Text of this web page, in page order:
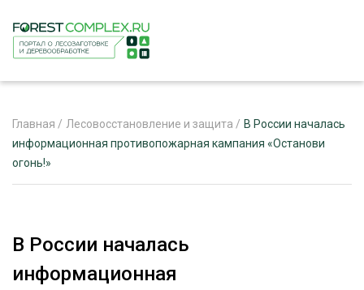
ЖУРНАЛ «ЛЕСНОЙ КОМПЛЕКС»
Главная / Лесовосстановление и защита / В России началась
информационная противопожарная кампания «Останови
огонь!»
В России началась
информационная